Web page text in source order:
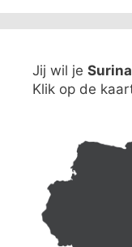
Jij wil je
Klik op de